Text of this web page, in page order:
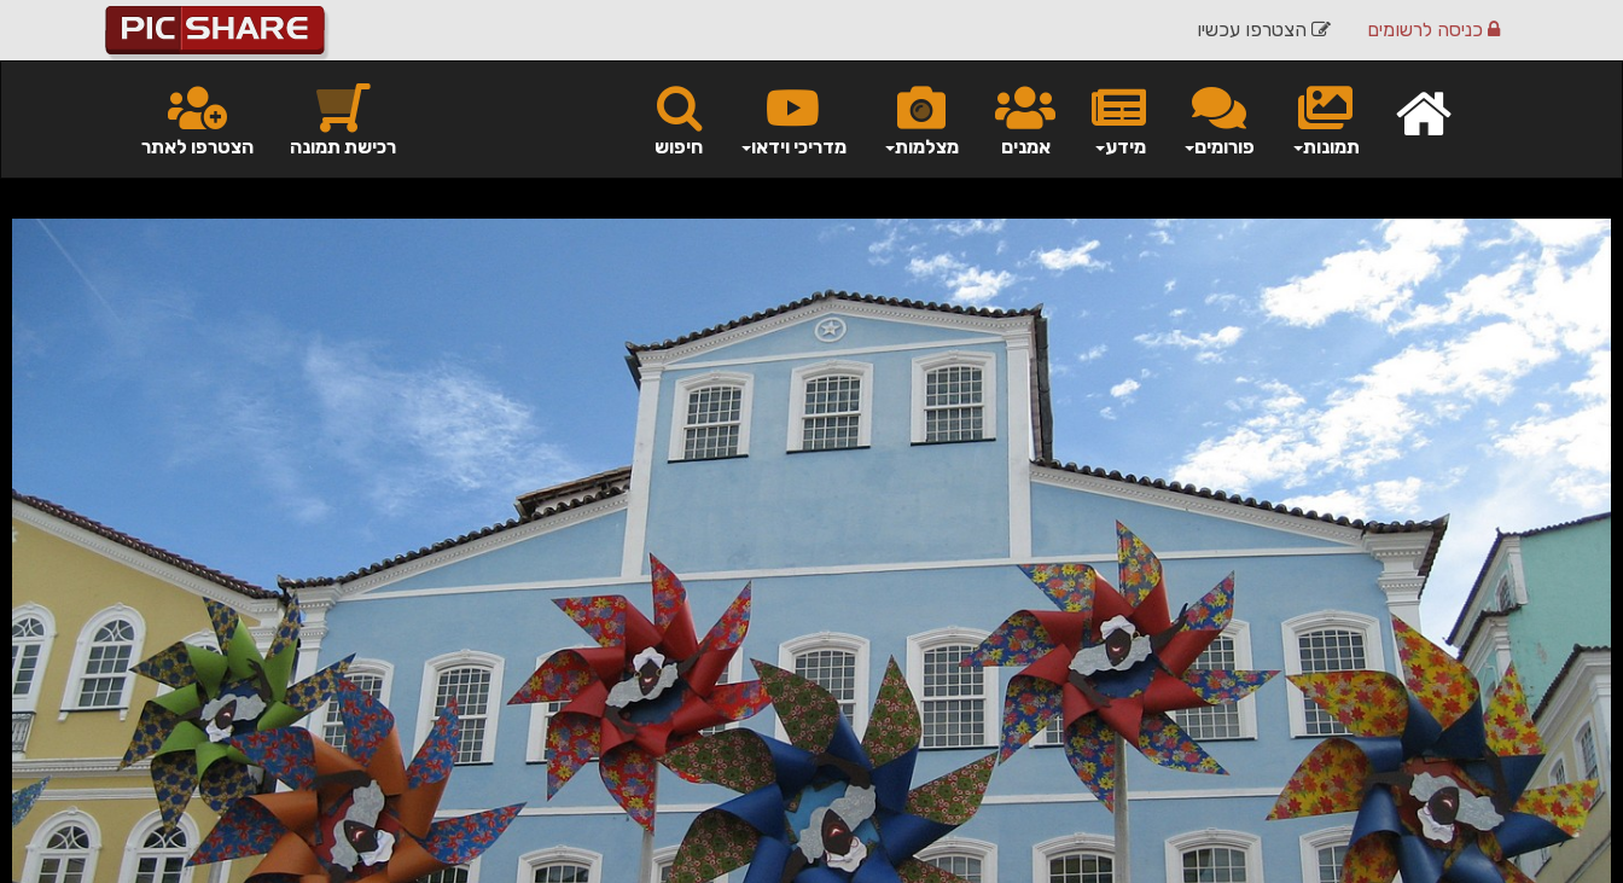
הצטרפו עכשיו כניסה לרשומים
חיפוש מדריכי וידאו מצלמות אמנים מידע פורומים תמונות הצטרפו לאתר רכישת תמונה